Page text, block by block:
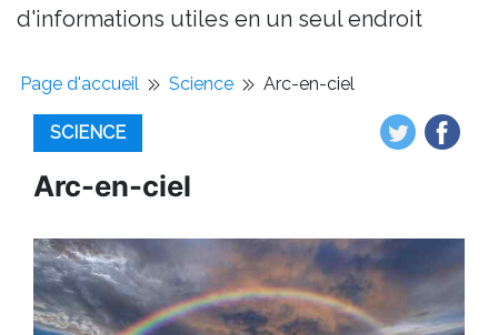
d'informations utiles en un seul endroit
Page d'accueil Science Arc-en-ciel
SCIENCE
Arc-en-ciel